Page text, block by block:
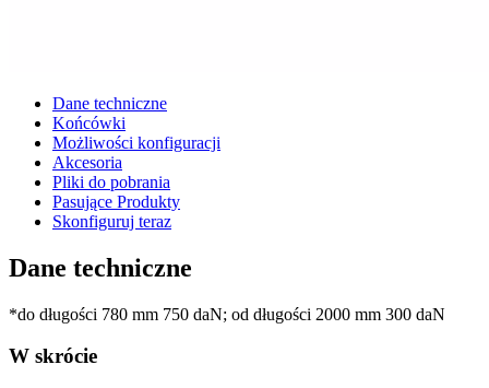
Dane techniczne
Końcówki
Możliwości konfiguracji
Akcesoria
Pliki do pobrania
Pasujące Produkty
Skonfiguruj teraz
Dane techniczne
*do długości 780 mm 750 daN; od długości 2000 mm 300 daN
W skrócie